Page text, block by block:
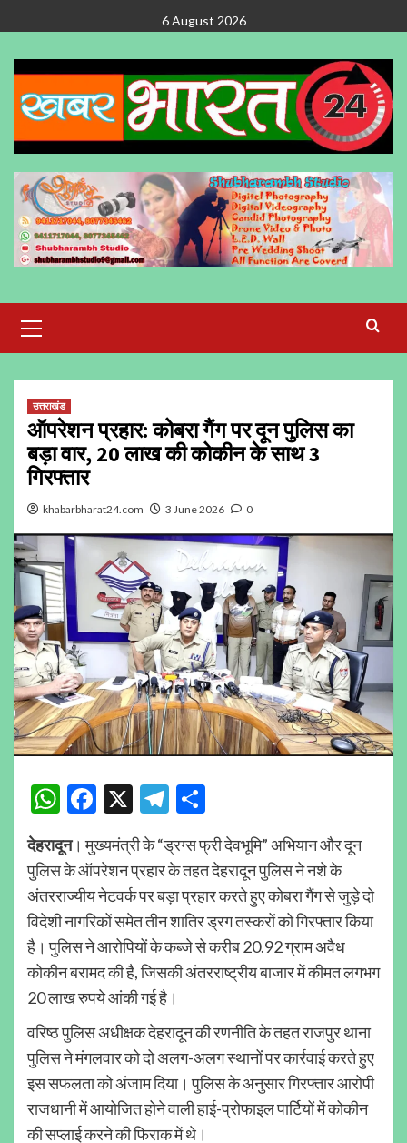
to
content
6 August 2026
Menu
उत्तराखंड
ऑपरेशन प्रहार: कोबरा गैंग पर दून पुलिस का
बड़ा वार, 20 लाख की कोकीन के साथ 3
गिरफ्तार
khabarbharat24.com 3 June 2026 0
WhatsApp
Facebook
X Telegram
देहरादून। मुख्यमंत्री के “ड्रग्स फ्री देवभूमि” अभियान और दून
पुलिस के ऑपरेशन प्रहार के तहत देहरादून पुलिस ने नशे के
अंतरराज्यीय नेटवर्क पर बड़ा प्रहार करते हुए कोबरा गैंग से जुड़े दो
विदेशी नागरिकों समेत तीन शातिर ड्रग तस्करों को गिरफ्तार किया
है। पुलिस ने आरोपियों के कब्जे से करीब 20.92 ग्राम अवैध
कोकीन बरामद की है, जिसकी अंतरराष्ट्रीय बाजार में कीमत लगभग
20 लाख रुपये आंकी गई है।
वरिष्ठ पुलिस अधीक्षक देहरादून की रणनीति के तहत राजपुर थाना
पुलिस ने मंगलवार को दो अलग-अलग स्थानों पर कार्रवाई करते हुए
इस सफलता को अंजाम दिया। पुलिस के अनुसार गिरफ्तार आरोपी
राजधानी में आयोजित होने वाली हाई-प्रोफाइल पार्टियों में कोकीन
की सप्लाई करने की फिराक में थे।